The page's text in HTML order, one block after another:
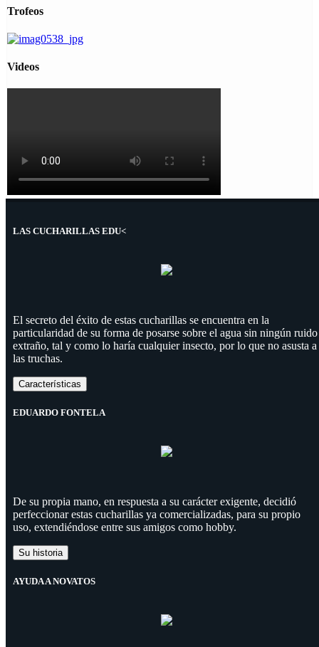
Trofeos
Videos
LAS CUCHARILLAS EDU<
El secreto del éxito de estas cucharillas se encuentra en la
particularidad de su forma de posarse sobre el agua sin ningún ruido
extraño, tal y como lo haría cualquier insecto, por lo que no asusta a
las truchas.
Características
EDUARDO FONTELA
De su propia mano, en respuesta a su carácter exigente, decidió
perfeccionar estas cucharillas ya comercializadas, para su propio
uso, extendiéndose entre sus amigos como hobby.
Su historia
AYUDA A NOVATOS